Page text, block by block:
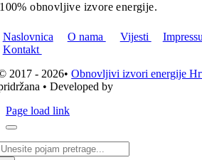
100% obnovljive izvore energije.
Naslovnica O nama Vijesti
Kontakt
2017 - 2026•Obnovljivi izvori energije
• Developed by
Page load link